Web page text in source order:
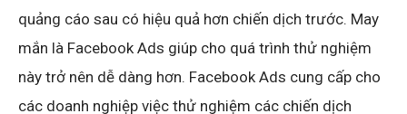
quảng cáo sau có hiệu quả hơn chiến dịch trước. May
mắn là Facebook Ads giúp cho quá trình thử nghiệm
này trở nên dễ dàng hơn. Facebook Ads cung cấp cho
các doanh nghiệp việc thử nghiệm các chiến dịch